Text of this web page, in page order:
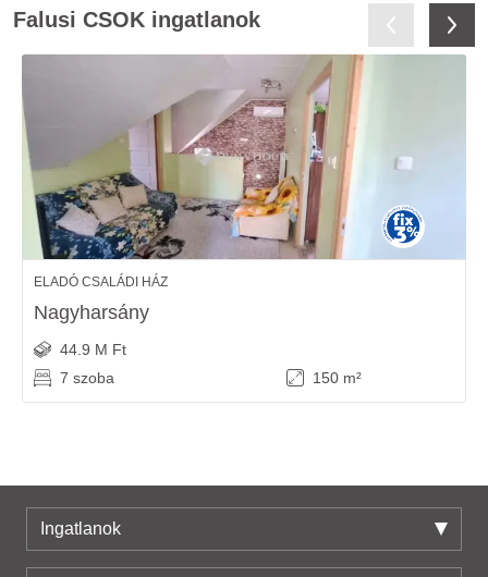
Falusi CSOK ingatlanok
ELADÓ CSALÁDI HÁZ
Nagyharsány
44.9 M Ft
7 szoba
150 m²
Ingatlanok